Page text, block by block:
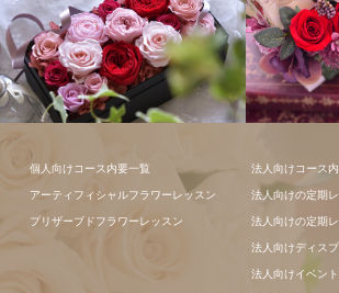
ンジメ
個人向けコース内要一覧
アーティフィシャルフラワーレッスン
プリザーブドフラワーレッスン
法人向けコース
法人向けの定期
法人向けの定期
法人向けディス
法人向けイベン